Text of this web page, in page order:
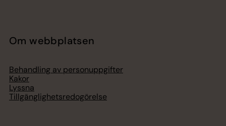
Om webbplatsen
Behandling av personuppgifter
Kakor
Lyssna
Tillgänglighetsredogörelse